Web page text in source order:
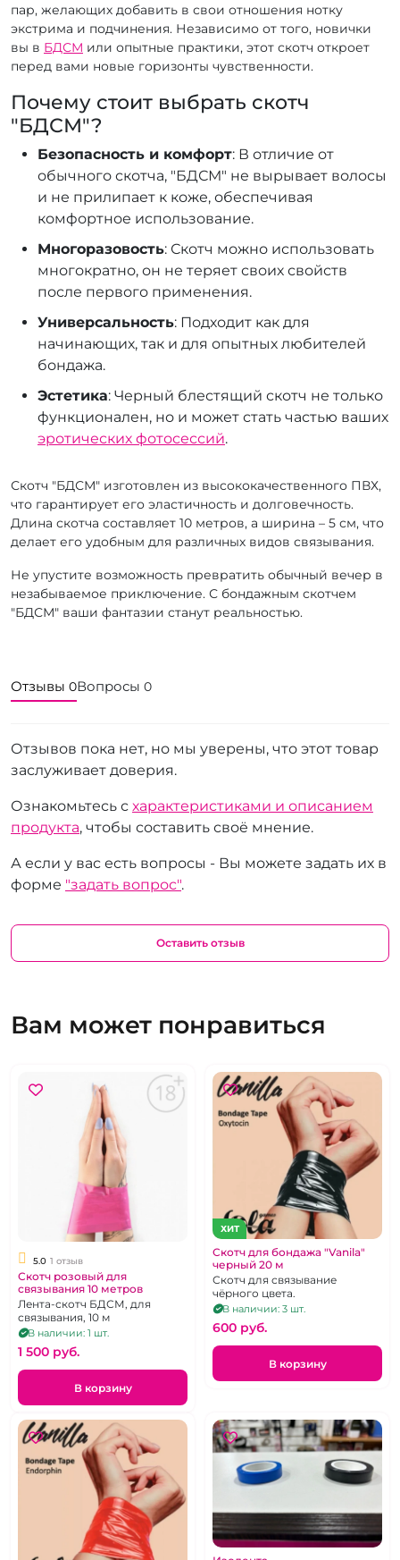
пар, желающих добавить в свои отношения нотку
экстрима и подчинения. Независимо от того, новички
вы в БДСМ или опытные практики, этот скотч откроет
перед вами новые горизонты чувственности.
Почему стоит выбрать скотч
"БДСМ"?
Безопасность и комфорт: В отличие от
обычного скотча, "БДСМ" не вырывает волосы
и не прилипает к коже, обеспечивая
комфортное использование.
Многоразовость: Скотч можно использовать
многократно, он не теряет своих свойств
после первого применения.
Универсальность: Подходит как для
начинающих, так и для опытных любителей
бондажа.
Эстетика: Черный блестящий скотч не только
функционален, но и может стать частью ваших
эротических фотосессий.
Скотч "БДСМ" изготовлен из высококачественного ПВХ,
что гарантирует его эластичность и долговечность.
Длина скотча составляет 10 метров, а ширина – 5 см, что
делает его удобным для различных видов связывания.
Не упустите возможность превратить обычный вечер в
незабываемое приключение. С бондажным скотчем
"БДСМ" ваши фантазии станут реальностью.
Отзывы 0Вопросы 0
Отзывов пока нет, но мы уверены, что этот товар
заслуживает доверия.
Ознакомьтесь с характеристиками и описанием
продукта, чтобы составить своё мнение.
А если у вас есть вопросы - Вы можете задать их в
форме "задать вопрос".
Оставить отзыв
Вам может понравиться
5.0 1 отзыв
Скотч розовый для
связывания 10 метров
Лента-скотч БДСМ, для
связывания, 10 м
В наличии: 1 шт.
1 500 pуб.
В корзину
ХИТ
Скотч для бондажа "Vanila"
черный 20 м
Скотч для связывание
чёрного цвета.
В наличии: 3 шт.
600 pуб.
В корзину